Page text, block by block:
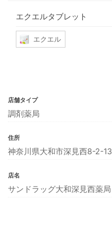
エクエルタブレット
エクエル
店舗タイプ
調剤薬局
住所
神奈川県大和市深見西8-2-13
店名
サンドラッグ大和深見西薬局